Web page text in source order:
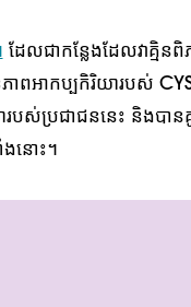
ដែលជាកន្លែងដែលវាគ្មិនពិ
ាពអាកប្បកិរិយារបស់
ារបស់ប្រជាជននេះ និងបា
នោះ។